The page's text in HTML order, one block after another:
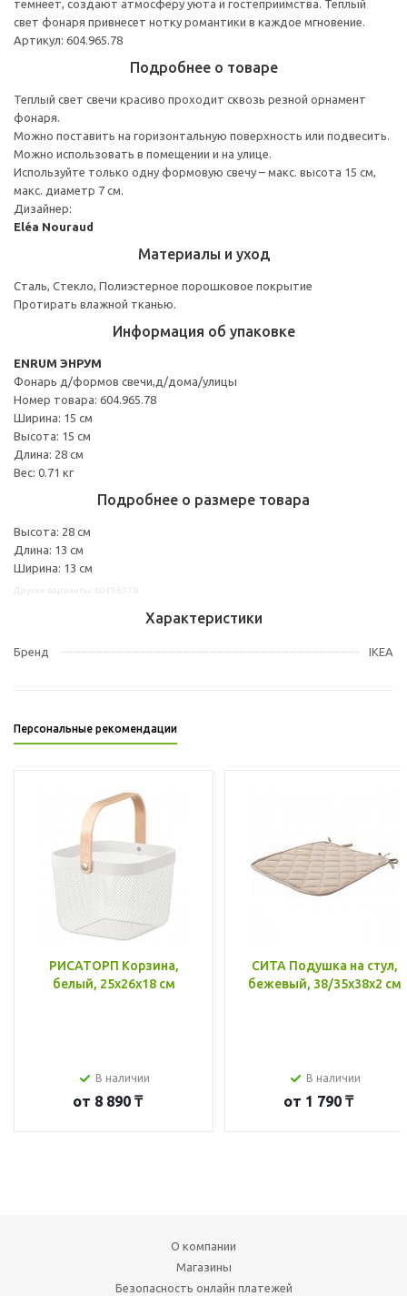
темнеет, создают атмосферу уюта и гостеприимства. Теплый
свет фонаря привнесет нотку романтики в каждое мгновение.
Артикул: 604.965.78
Подробнее о товаре
Теплый свет свечи красиво проходит сквозь резной орнамент
фонаря.
Можно поставить на горизонтальную поверхность или подвесить.
Можно использовать в помещении и на улице.
Используйте только одну формовую свечу – макс. высота 15 см,
макс. диаметр 7 см.
Дизайнер:
Eléa Nouraud
Материалы и уход
Сталь, Стекло, Полиэстерное порошковое покрытие
Протирать влажной тканью.
Информация об упаковке
ENRUM ЭНРУМ
Фонарь д/формов свечи,д/дома/улицы
Номер товара: 604.965.78
Ширина: 15 см
Высота: 15 см
Длина: 28 см
Вес: 0.71 кг
Подробнее о размере товара
Высота: 28 см
Длина: 13 см
Ширина: 13 см
Характеристики
Бренд IKEA
Персональные рекомендации
РИСАТОРП Корзина,
белый, 25x26x18 см
В наличии
от 8 890 ₸
СИТА Подушка на стул,
бежевый, 38/35x38x2 см
В наличии
от 1 790 ₸
О компании
Магазины
Безопасность онлайн платежей